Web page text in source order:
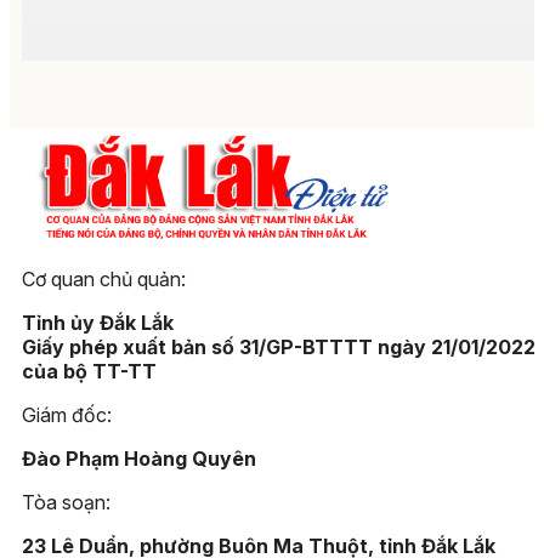
Cơ quan chủ quản:
Tỉnh ủy Đắk Lắk
Giấy phép xuất bản số 31/GP-BTTTT ngày 21/01/2022
của bộ TT-TT
Giám đốc:
Đào Phạm Hoàng Quyên
Tòa soạn:
23 Lê Duẩn, phường Buôn Ma Thuột, tỉnh Đắk Lắk